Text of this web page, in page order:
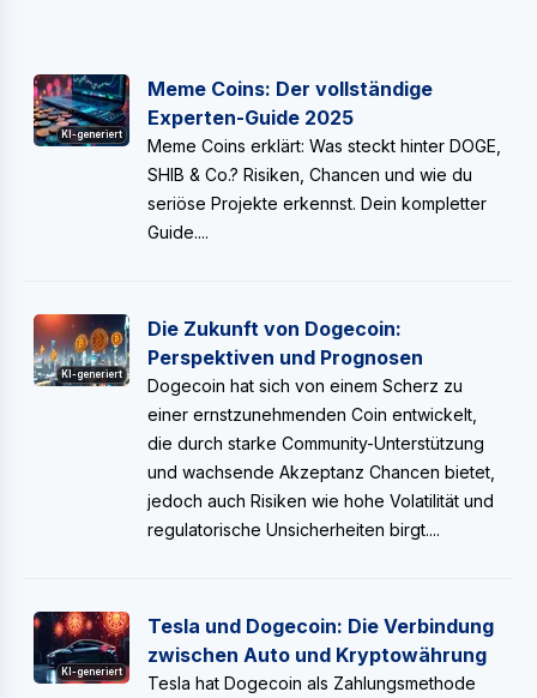
KI-generiert
Meme Coins: Der vollständige
Experten-Guide 2025
Meme Coins erklärt: Was steckt hinter DOGE,
SHIB & Co.? Risiken, Chancen und wie du
seriöse Projekte erkennst. Dein kompletter
Guide....
KI-generiert
Die Zukunft von Dogecoin:
Perspektiven und Prognosen
Dogecoin hat sich von einem Scherz zu
einer ernstzunehmenden Coin entwickelt,
die durch starke Community-Unterstützung
und wachsende Akzeptanz Chancen bietet,
jedoch auch Risiken wie hohe Volatilität und
regulatorische Unsicherheiten birgt....
KI-generiert
Tesla und Dogecoin: Die Verbindung
zwischen Auto und Kryptowährung
Tesla hat Dogecoin als Zahlungsmethode